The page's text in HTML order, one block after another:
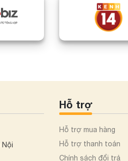
Nội
Hỗ trợ
Hỗ trợ mua hàng
Hỗ trợ thanh toán
Chính sách đổi trả